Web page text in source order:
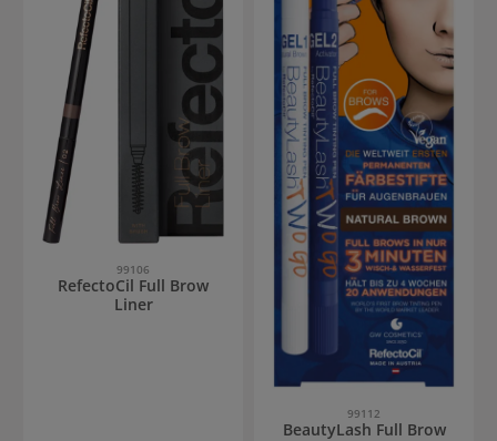
99106
RefectoCil Full Brow
Liner
99112
BeautyLash Full Brow